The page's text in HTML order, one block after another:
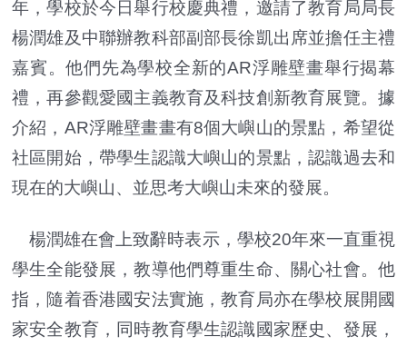
年，學校於今日舉行校慶典禮，邀請了教育局局長
楊潤雄及中聯辦教科部副部長徐凱出席並擔任主禮
嘉賓。他們先為學校全新的AR浮雕壁畫舉行揭幕
禮，再參觀愛國主義教育及科技創新教育展覽。據
介紹，AR浮雕壁畫畫有8個大嶼山的景點，希望從
社區開始，帶學生認識大嶼山的景點，認識過去和
現在的大嶼山、並思考大嶼山未來的發展。
楊潤雄在會上致辭時表示，學校20年來一直重視
學生全能發展，教導他們尊重生命、關心社會。他
指，隨着香港國安法實施，教育局亦在學校展開國
家安全教育，同時教育學生認識國家歷史、發展，